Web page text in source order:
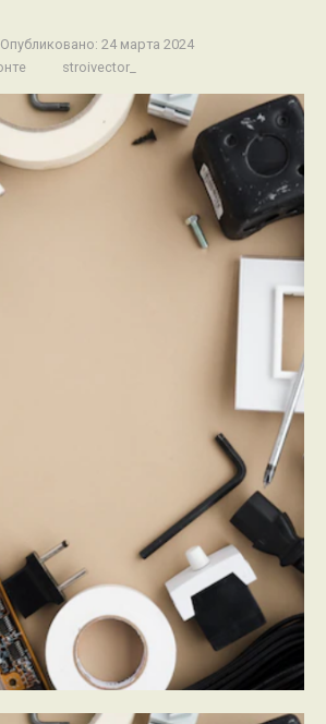
Опубликовано: 24 марта 2024
stroivector_